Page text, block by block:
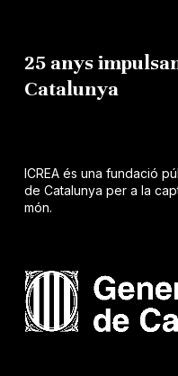
25 anys
Catalunya
ICREA és una fundació
de Catalunya per a la
món.